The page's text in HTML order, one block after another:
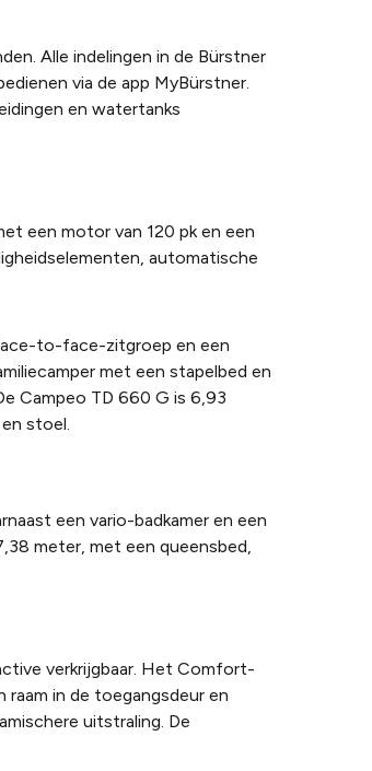
Alle indelingen in de Bürstner
via de app MyBürstner.
en watertanks
een motor van 120 pk en een
automatische
to-face-zitgroep en een
met een stapelbed en
Campeo TD 660 G is 6,93
stoel.
een vario-badkamer en een
meter, met een queensbed,
verkrijgbaar. Het Comfort-
in de toegangsdeur en
uitstraling. De